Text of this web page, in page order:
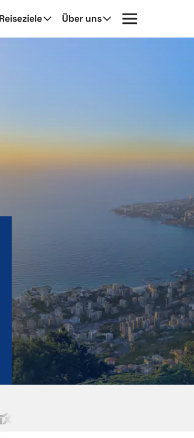
Reiseziele Über uns